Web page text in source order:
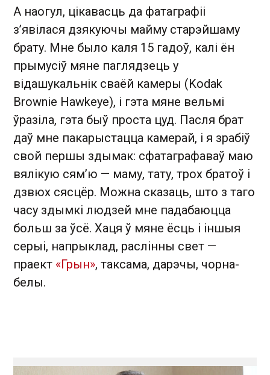
А наогул, цікавасць да фатаграфіі
з’явілася дзякуючы майму старэйшаму
брату. Мне было каля 15 гадоў, калі ён
прымусіў мяне паглядзець у
відашукальнік сваёй камеры (Kodak
Brownie Hawkeye), і гэта мяне вельмі
ўразіла, гэта быў проста цуд. Пасля брат
даў мне пакарыстацца камерай, і я зрабіў
свой першы здымак: сфатаграфаваў маю
вялікую сям’ю — маму, тату, трох братоў і
дзвюх сясцёр. Можна сказаць, што з таго
часу здымкі людзей мне падабаюцца
больш за ўсё. Хаця ў мяне ёсць і іншыя
серыі, напрыклад, раслінны свет —
праект «Грын», таксама, дарэчы, чорна-
белы.